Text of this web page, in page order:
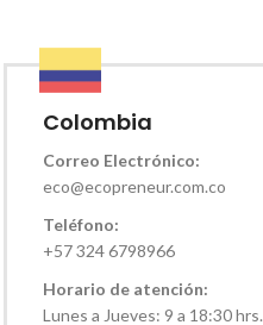
Colombia
Correo Electrónico:
eco@ecopreneur.com.co
Teléfono:
+57 324 6798966
Horario de atención:
Lunes a Jueves: 9 a 18:30 hrs.